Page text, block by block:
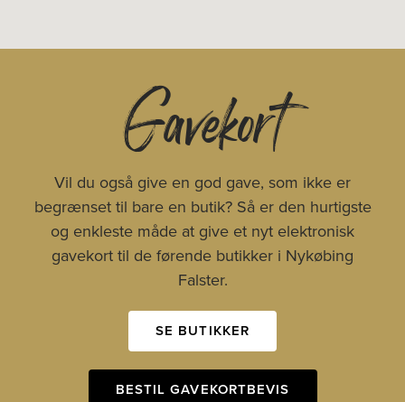
Gavekort
Vil du også give en god gave, som ikke er
begrænset til bare en butik? Så er den hurtigste
og enkleste måde at give et nyt elektronisk
gavekort til de førende butikker i Nykøbing
Falster.
SE BUTIKKER
BESTIL GAVEKORTBEVIS